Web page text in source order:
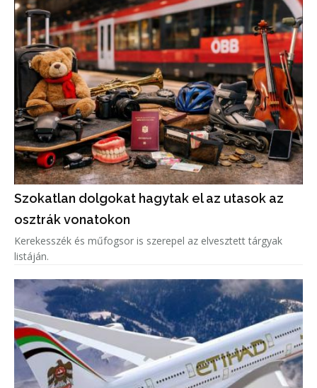
Szokatlan dolgokat hagytak el az utasok az
osztrák vonatokon
Kerekesszék és műfogsor is szerepel az elvesztett tárgyak
listáján.